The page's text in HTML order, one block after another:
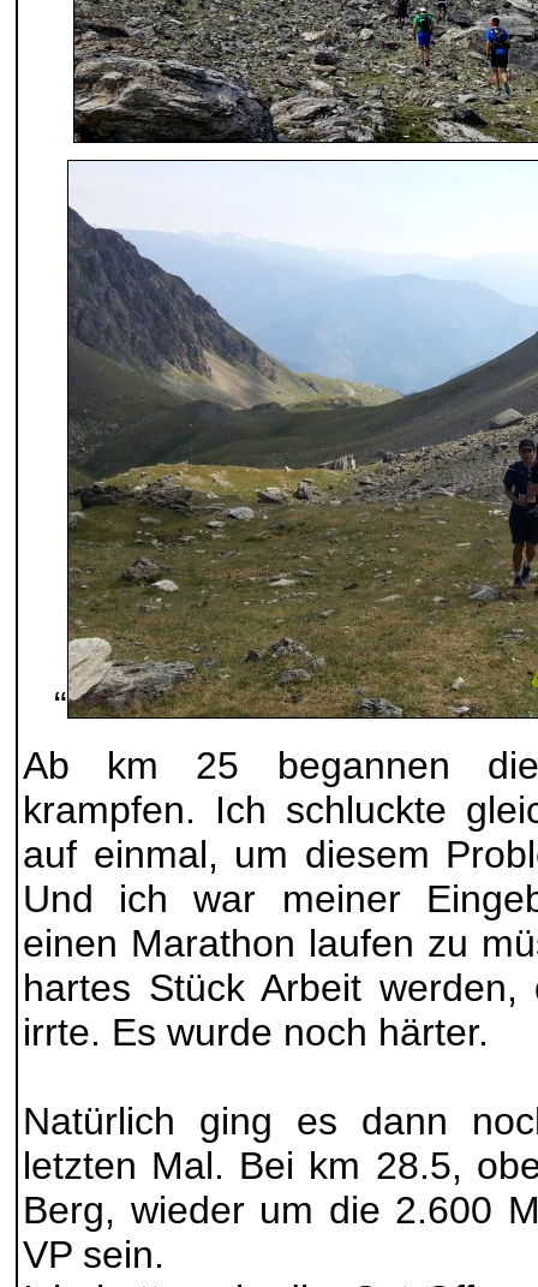
“
Ab km 25 begannen
krampfen. Ich schluckte
auf einmal, um diesem
Und ich war meiner
einen Marathon laufen zu
hartes Stück Arbeit
irrte. Es wurde noch härter.
Natürlich ging es dann
letzten Mal. Bei km 28.5,
Berg, wieder um die 2.600
VP sein.